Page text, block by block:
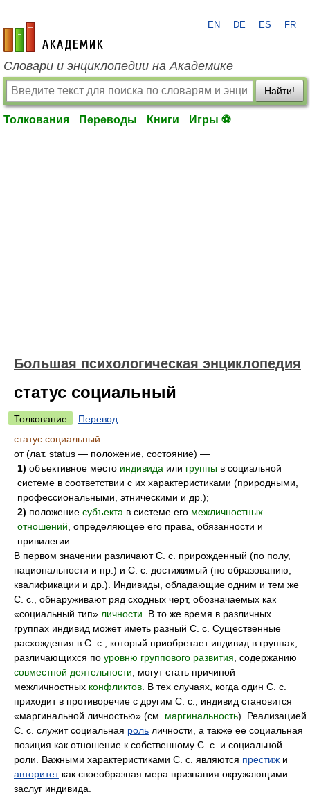
academic.ru
EN DE ES FR
Словари и энциклопедии на Академике
Найти!
Толкования Переводы Книги Игры ⚽
Большая психологическая энциклопедия
статус социальный
Толкование
Перевод
статус социальный
от (лат. status — положение, состояние) —
1) объективное место индивида или группы в социальной
системе в соответствии с их характеристиками (природными,
профессиональными, этническими и др.);
2) положение субъекта в системе его межличностных
отношений , определяющее его права, обязанности и
привилегии.
В первом значении различают С. с. прирожденный (по полу,
национальности и пр.) и С. с. достижимый (по образованию,
квалификации и др.). Индивиды, обладающие одним и тем же
С. с., обнаруживают ряд сходных черт, обозначаемых как
«социальный тип» личности . В то же время в различных
группах индивид может иметь разный С. с. Существенные
расхождения в С. с., который приобретает индивид в группах,
различающихся по уровню группового развития , содержанию
совместной деятельности , могут стать причиной
межличностных конфликтов . В тех случаях, когда один С. с.
приходит в противоречие с другим С. с., индивид становится
«маргинальной личностью» (см. маргинальность). Реализацией
С. с. служит социальная роль личности, а также ее социальная
позиция как отношение к собственному С. с. и социальной
роли. Важными характеристиками С. с. являются престиж и
авторитеткак своеобразная мера признания окружающими
заслуг индивида.